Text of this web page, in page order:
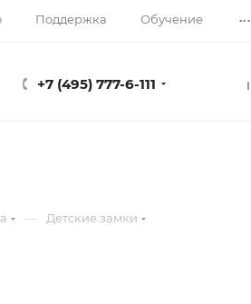
Поддержка Обучение ...
+7 (495) 777-6-111
— Детские замки